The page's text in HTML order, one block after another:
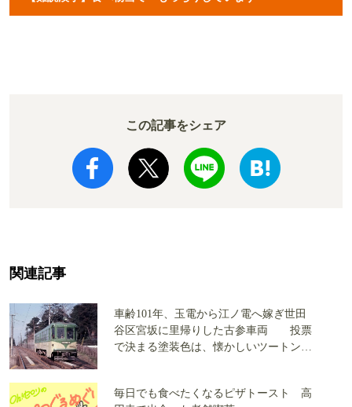
この記事をシェア
関連記事
車齢101年、玉電から江ノ電へ嫁ぎ世田
谷区宮坂に里帰りした古参車両 投票
で決まる塗装色は、懐かしいツートンカ
毎日でも食べたくなるピザトースト 高